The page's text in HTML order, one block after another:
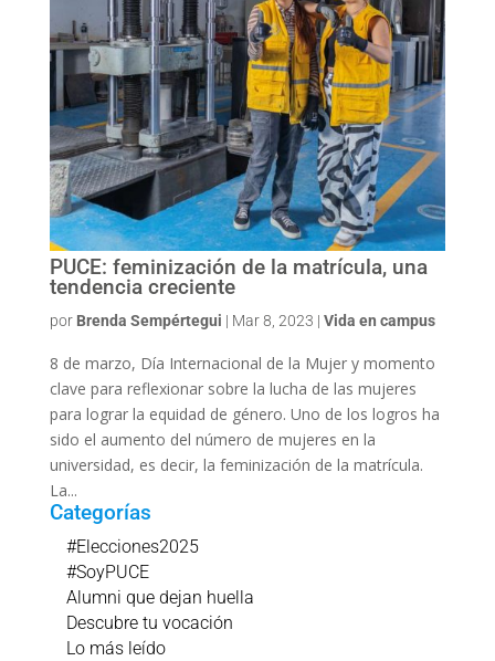
PUCE: feminización de la matrícula, una
tendencia creciente
por Brenda Sempértegui | Mar 8, 2023 | Vida en campus
8 de marzo, Día Internacional de la Mujer y momento
clave para reflexionar sobre la lucha de las mujeres
para lograr la equidad de género. Uno de los logros ha
sido el aumento del número de mujeres en la
universidad, es decir, la feminización de la matrícula.
La...
Categorías
#Elecciones2025
#SoyPUCE
Alumni que dejan huella
Descubre tu vocación
Lo más leído